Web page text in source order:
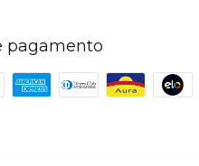
pagamento